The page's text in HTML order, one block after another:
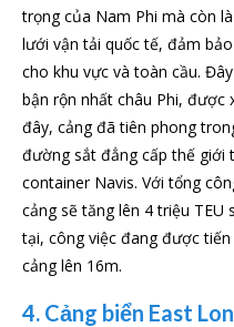
trọng của Nam Phi mà còn
lưới vận tải quốc tế, đảm
cho khu vực và toàn cầu.
bận rộn nhất châu Phi, được
đây, cảng đã tiên phong
đường sắt đẳng cấp thế giới
container Navis. Với tổng
cảng sẽ tăng lên 4 triệu TEU
tại, công việc đang được
cảng lên 16m.
4. Cảng biển East